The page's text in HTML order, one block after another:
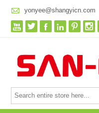
 yonyee@shangyicn.com
     